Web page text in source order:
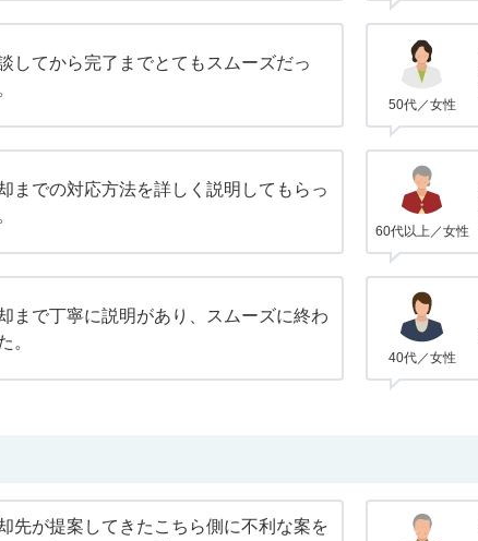
してから完了までとてもスムーズだっ
50代／女性
までの対応方法を詳しく説明してもらっ
60代以上／女性
まで丁寧に説明があり、スムーズに終わ
。
40代／女性
先が提案してきたこちら側に不利な案を